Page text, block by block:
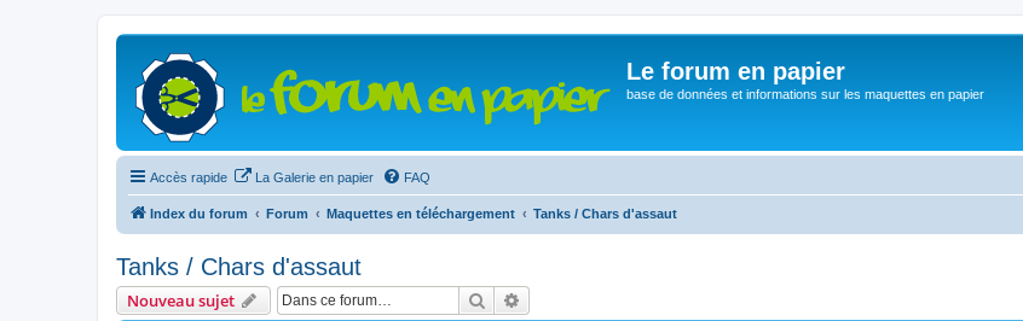
Le forum en papier
base de données et informations sur les maquettes en papier
Accès rapide La Galerie en papier FAQ
Index du forum Forum Maquettes en téléchargement Tanks / Chars d'assaut
Tanks / Chars d'assaut
Nouveau sujet Rechercher